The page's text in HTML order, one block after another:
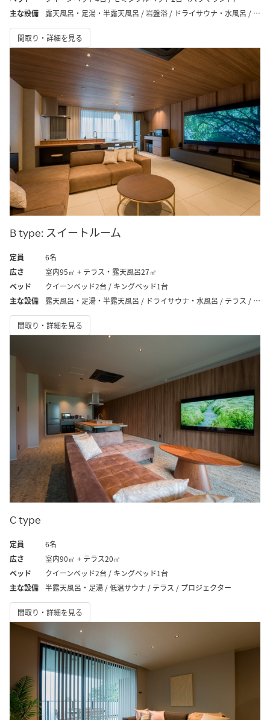
主な設備
露天風呂・足湯・半露天風呂 / 岩盤浴 / ドライサウナ・水風呂 / テラス / プロジェクター / プレミアムオーディオ / ドッグラン / ウォーターサーバー
間取り・詳細を見る
B type: スイートルーム
定員
6名
広さ
室内95㎡ + テラス・露天風呂27㎡
ベッド
クイーンベッド2台 / キングベッド1台
主な設備
露天風呂・足湯・半露天風呂 / ドライサウナ・水風呂 / テラス / プロジェクター / プレミアムオーディオ / ウォーターサーバー
間取り・詳細を見る
C type
定員
6名
広さ
室内90㎡ + テラス20㎡
ベッド
クイーンベッド2台 / キングベッド1台
主な設備
半露天風呂・足湯 / 低温サウナ / テラス / プロジェクター
間取り・詳細を見る